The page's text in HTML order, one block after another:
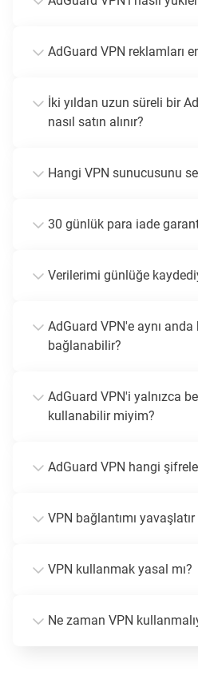
AdGuard VPN reklamları
İki yıldan uzun süreli bir
nasıl satın alınır?
Hangi VPN sunucusunu
30 günlük para iade
Verilerimi günlüğe
AdGuard VPN'e aynı
bağlanabilir?
AdGuard VPN'i yalnızca
kullanabilir miyim?
AdGuard VPN hangi
VPN bağlantımı yavaşlatır
VPN kullanmak yasal mı?
Ne zaman VPN